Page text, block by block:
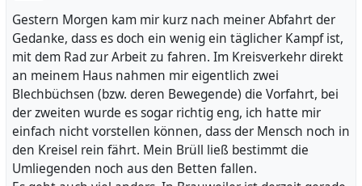
Facebook WARUMICHRADFAHRE:
https://www.facebook.com/warumichradfahre/
Threads:https://www.threads.net/@warumichradfahre
Instagram:
https://www.instagram.com/warumichradfahre/
Ach, und x habe ich auch mal wieder.....
Gestern Morgen kam mir kurz nach meiner Abfahrt der
Gedanke, dass es doch ein wenig ein täglicher Kampf ist,
mit dem Rad zur Arbeit zu fahren. Im Kreisverkehr direkt
an meinem Haus nahmen mir eigentlich zwei
Blechbüchsen (bzw. deren Bewegende) die Vorfahrt, bei
der zweiten wurde es sogar richtig eng, ich hatte mir
einfach nicht vorstellen können, dass der Mensch noch in
den Kreisel rein fährt. Mein Brüll ließ bestimmt die
Umliegenden noch aus den Betten fallen.